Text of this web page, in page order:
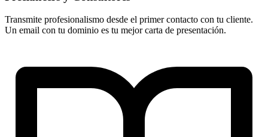
Transmite profesionalismo desde el primer contacto con tu cliente.
Un email con tu dominio es tu mejor carta de presentación.